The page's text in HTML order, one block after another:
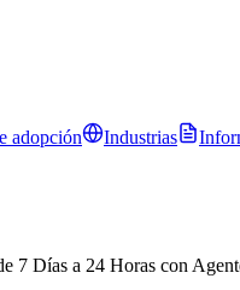
adopción Industrias
7 Días a 24 Horas con